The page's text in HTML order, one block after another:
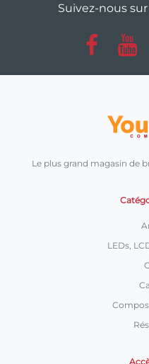
Suivez-nous
Le plus grand magasin de
LEDs,